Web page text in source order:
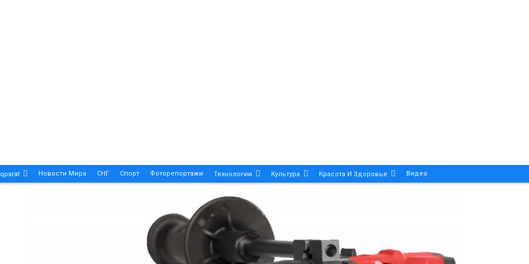
Новости Мира СНГ Спорт Фоторепортажи Технологии Культура Красота И Здоровье Видео
Patek Philippe Calatrava DATE – A True Symbol Of Elegance And Precision